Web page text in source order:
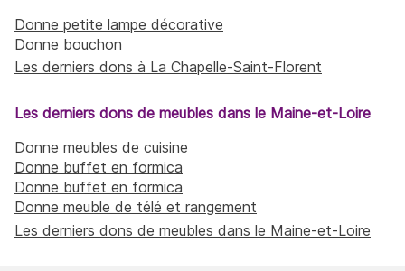
Donne petite lampe décorative
Donne bouchon
Les derniers dons à La Chapelle-Saint-Florent
Les derniers dons de meubles dans le Maine-et-Loire
Donne meubles de cuisine
Donne buffet en formica
Donne buffet en formica
Donne meuble de télé et rangement
Les derniers dons de meubles dans le Maine-et-Loire